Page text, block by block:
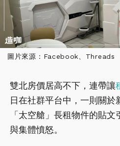
圖片來源：Facebook、Threads
雙北房價居高不下，連帶讓
日在社群平台中，一則關於
「太空艙」長租物件的貼
與集體憤怒。